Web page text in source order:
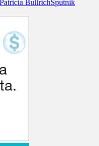
Patricia BullrichSputnik